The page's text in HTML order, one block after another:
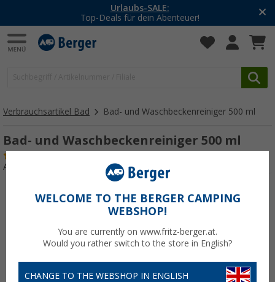
Top-Deals für dein Abenteuer!
Verbrauchsartikel Bad Bad- und Waschbeckenreiniger 500 ml
Bad- und Waschbeckenreiniger 500 ml
Art.-Nr.: 169500
WELCOME TO THE BERGER CAMPING
WEBSHOP!
You are currently on www.fritz-berger.at.
Would you rather switch to the store in English?
CHANGE TO THE WEBSHOP IN ENGLISH